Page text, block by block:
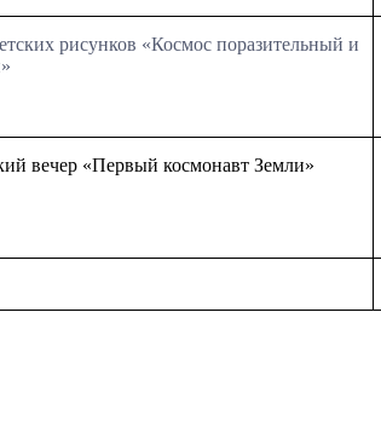
рисунков «Космос поразительный и
вечер «Первый космонавт Земли»